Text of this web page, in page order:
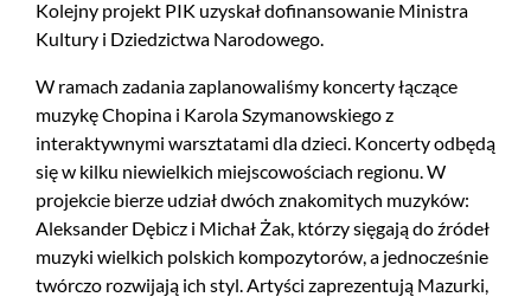
Kolejny projekt PIK uzyskał dofinansowanie Ministra
Kultury i Dziedzictwa Narodowego.
W ramach zadania zaplanowaliśmy koncerty łączące
muzykę Chopina i Karola Szymanowskiego z
interaktywnymi warsztatami dla dzieci. Koncerty odbędą
się w kilku niewielkich miejscowościach regionu. W
projekcie bierze udział dwóch znakomitych muzyków:
Aleksander Dębicz i Michał Żak, którzy sięgają do źródeł
muzyki wielkich polskich kompozytorów, a jednocześnie
twórczo rozwijają ich styl. Artyści zaprezentują Mazurki,